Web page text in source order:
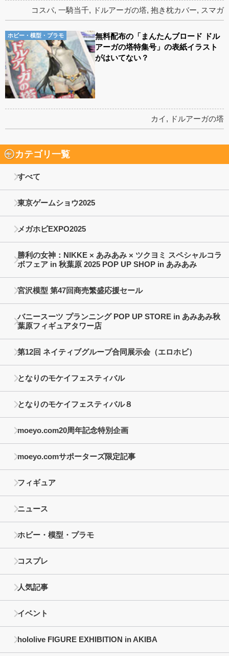
コスパ, 一騎当千, ドルアーガの塔, 抱き枕カバー, スマガ
ホビー・模型・プラモ
無料配布の「まんたんブロード ドル
アーガの塔特集号」の表紙イラスト
がはいてない？
カイ, ドルアーガの塔
カテゴリ一覧
すべて
東京ゲームショウ2025
メガホビEXPO2025
勝利の女神：NIKKE × あみあみ × ツクヨミ スペシャルコラ
ボフェア in 秋葉原 2025 POP UP SHOP in あみあみ
宮沢模型 第47回商売繁盛応援セール
バニースーツ プランニング POP UP STORE in あみあみ秋
葉原フィギュアタワー店
第12回 ネイティブグループ合同展示会（エロホビ）
となりのモケイフェスティバル
となりのモケイフェスティバル８
moeyo.com20周年記念特別企画
moeyo.comサポーターズ限定記事
フィギュア
ニュース
ホビー・模型・プラモ
コスプレ
人気記事
イベント
hololive FIGURE EXHIBITION in AKIBA